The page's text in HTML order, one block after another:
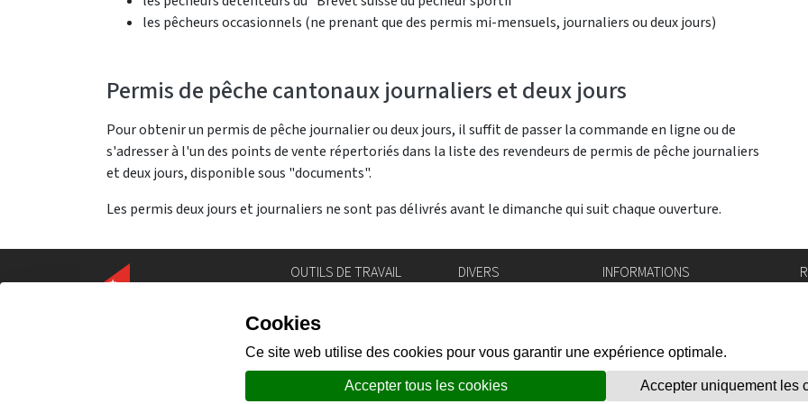
les pêcheurs occasionnels (ne prenant que des permis mi-mensuels, journaliers ou deux jours)
Permis de pêche cantonaux journaliers et deux jours
Pour obtenir un permis de pêche journalier ou deux jours, il suffit de passer la commande en ligne ou de
s'adresser à l'un des points de vente répertoriés dans la liste des revendeurs de permis de pêche journaliers
et deux jours, disponible sous "documents".
Les permis deux jours et journaliers ne sont pas délivrés avant le dimanche qui suit chaque ouverture.
OUTILS DE TRAVAIL
Géoportail
Intranet
Portail des communes
DIVERS
INFORMATIONS
Mentions légales
Réseaux sociaux
Politique de confidentialité